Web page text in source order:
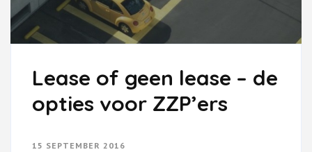
Lease of geen lease – de
opties voor ZZP’ers
15 SEPTEMBER 2016